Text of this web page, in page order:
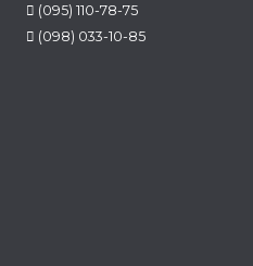
(095) 110-78-75
(098) 033-10-85